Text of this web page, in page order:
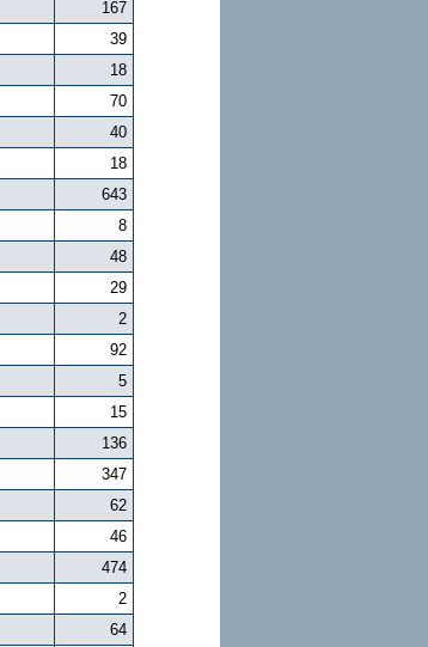
167
39
18
70
40
18
643
8
48
29
2
92
5
15
136
347
62
46
474
2
64